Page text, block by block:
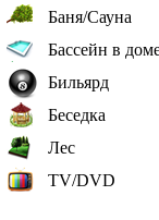
Баня/Сауна
Бассейн в
Бильярд
Беседка
Лес
TV/DVD